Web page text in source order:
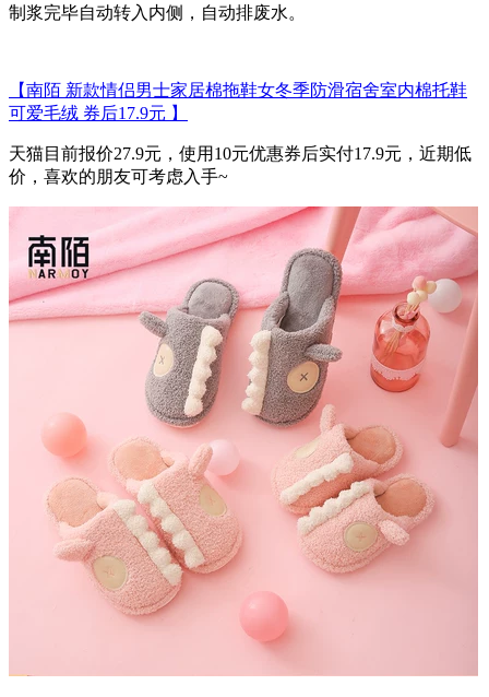
制浆完毕自动转入内侧，自动排废水。
【南陌 新款情侣男士家居棉拖鞋女冬季防滑宿舍室内棉托鞋
可爱毛绒 券后17.9元 】
天猫目前报价27.9元，使用10元优惠券后实付17.9元，近期低
价，喜欢的朋友可考虑入手~